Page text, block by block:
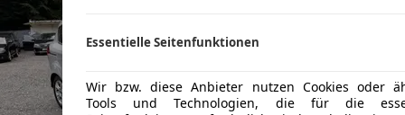
Essentielle Seitenfunktionen
Wir bzw. diese Anbieter nutzen Cookies oder
Tools und Technologien, die für die